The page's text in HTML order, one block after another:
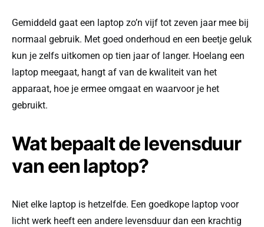
Gemiddeld gaat een laptop zo’n vijf tot zeven jaar mee bij
normaal gebruik. Met goed onderhoud en een beetje geluk
kun je zelfs uitkomen op tien jaar of langer. Hoelang een
laptop meegaat, hangt af van de kwaliteit van het
apparaat, hoe je ermee omgaat en waarvoor je het
gebruikt.
Wat bepaalt de levensduur
van een laptop?
Niet elke laptop is hetzelfde. Een goedkope laptop voor
licht werk heeft een andere levensduur dan een krachtig